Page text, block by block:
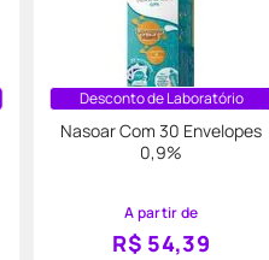
Desconto de Laboratório
Nasoar Com 30 Envelopes
0,9%
A partir de
R$ 54,39